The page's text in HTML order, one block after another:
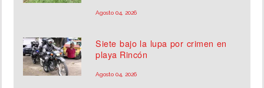
Agosto 04, 2026
Siete bajo la lupa por crimen en
playa Rincón
Agosto 04, 2026